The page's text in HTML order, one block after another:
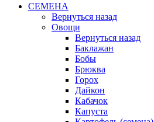
СЕМЕНА
Вернуться назад
Овощи
Вернуться назад
Баклажан
Бобы
Брюква
Горох
Дайкон
Кабачок
Капуста